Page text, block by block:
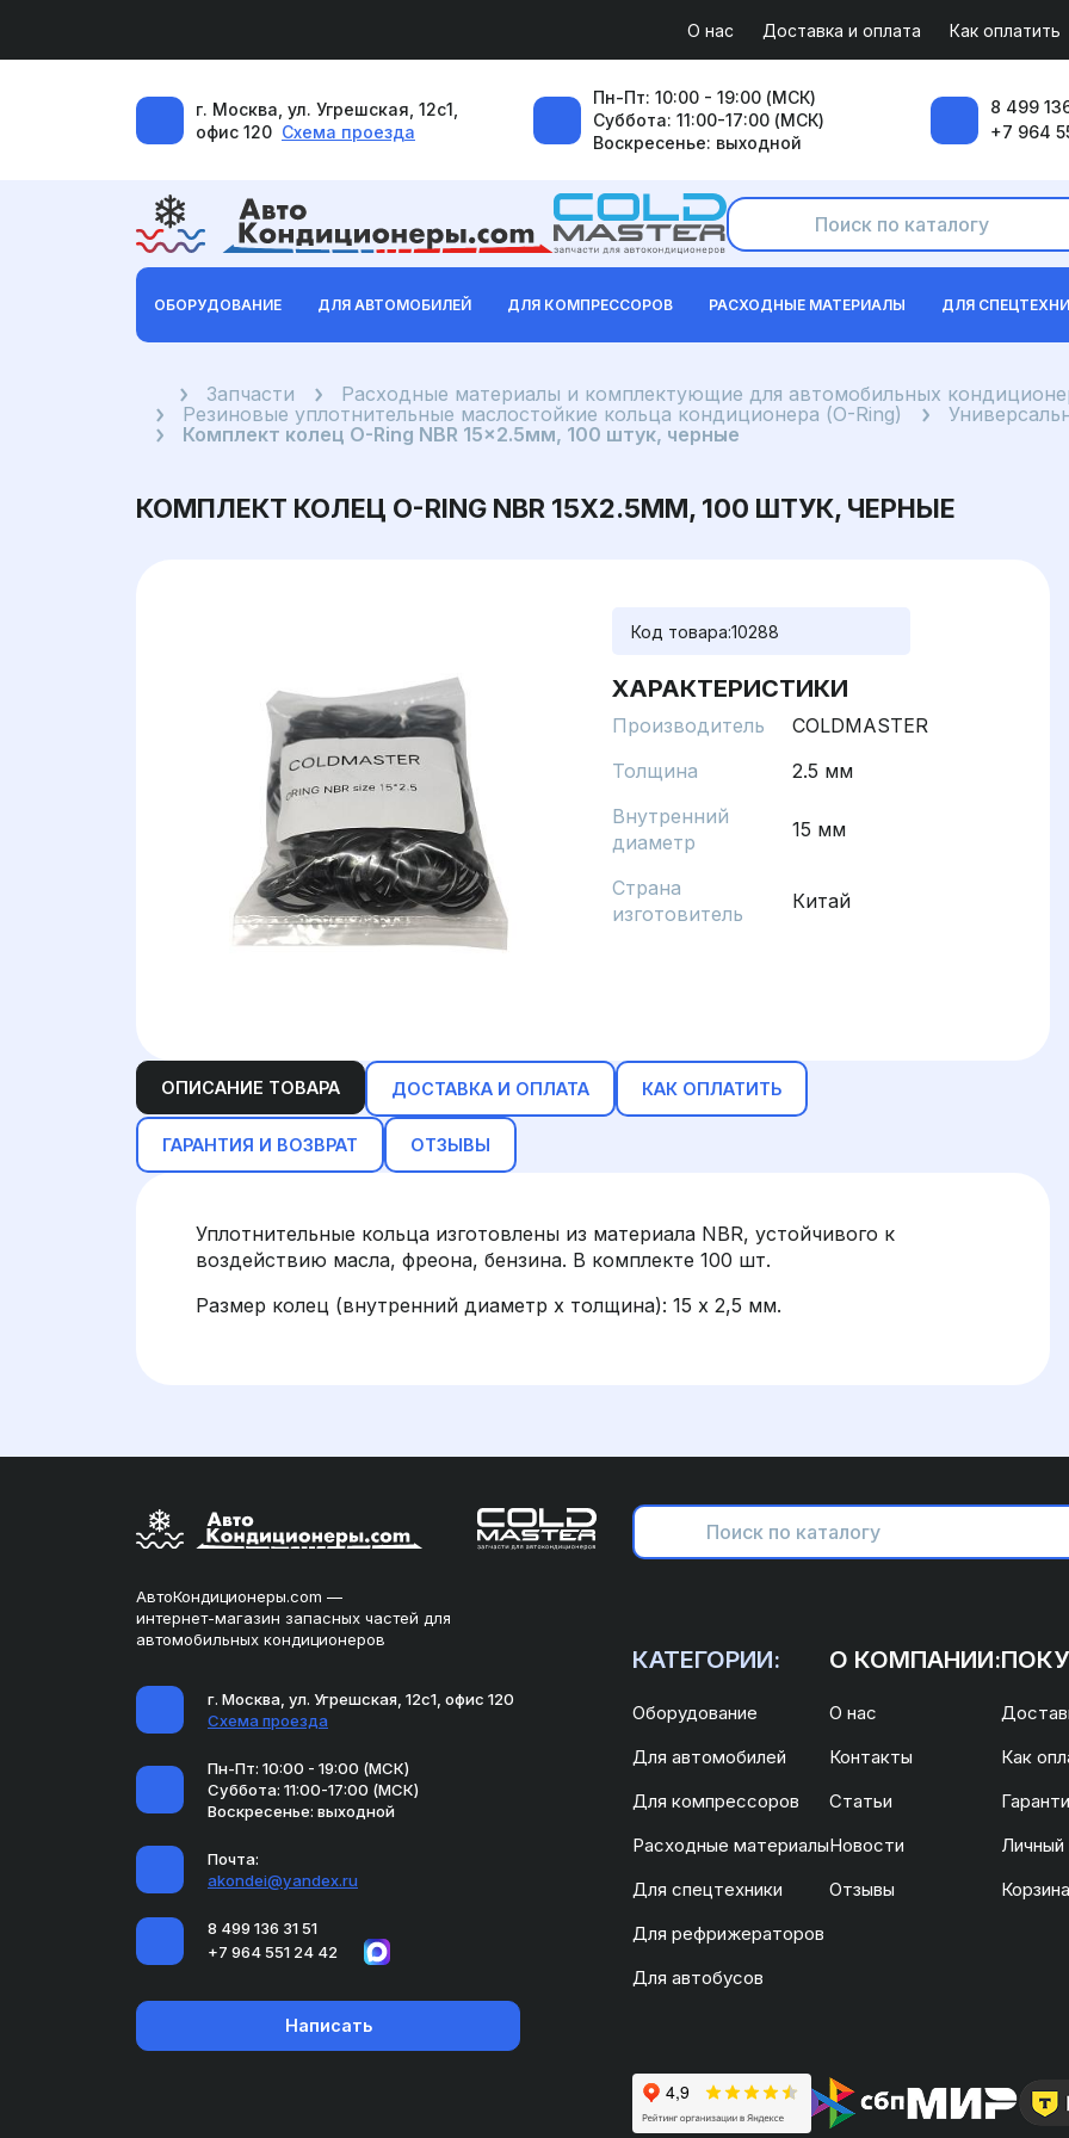
О нас Доставка и оплата Как оплатить
г. Москва, ул. Угрешская, 12с1,
офис 120 Схема проезда
Пн-Пт: 10:00 - 19:00 (МСК)
Суббота: 11:00-17:00 (МСК)
Воскресенье: выходной
8 499
+7 964
ОБОРУДОВАНИЕ ДЛЯ АВТОМОБИЛЕЙ ДЛЯ КОМПРЕССОРОВ РАСХОДНЫЕ МАТЕРИАЛЫ ДЛЯ
ГлавнаяЗапчасти
Расходные материалы и комплектующие для автомобильных
Резиновые уплотнительные маслостойкие кольца кондиционера (O-Ring)
Комплект колец O-Ring NBR 15x2.5мм, 100 штук, черные
КОМПЛЕКТ КОЛЕЦ O-RING NBR 15X2.5ММ, 100 ШТУК, ЧЕРНЫЕ
Код товара:10288
ХАРАКТЕРИСТИКИ
Производитель
COLDMASTER
Толщина
2.5 мм
Внутренний
диаметр
15 мм
Страна
изготовитель
Китай
ОПИСАНИЕ ТОВАРА ДОСТАВКА И ОПЛАТА КАК ОПЛАТИТЬ
ГАРАНТИЯ И ВОЗВРАТ ОТЗЫВЫ
Уплотнительные кольца изготовлены из материала NBR, устойчивого к
воздействию масла, фреона, бензина. В комплекте 100 шт.
Размер колец (внутренний диаметр x толщина): 15 x 2,5 мм.
АвтоКондиционеры.com —
интернет-магазин запасных частей для
автомобильных кондиционеров
г. Москва, ул. Угрешская, 12с1, офис 120
Схема проезда
Пн-Пт: 10:00 - 19:00 (МСК)
Суббота: 11:00-17:00 (МСК)
Воскресенье: выходной
Почта:
akondei@yandex.ru
8 499 136 31 51
+7 964 551 24 42
Написать
КАТЕГОРИИ:
Оборудование
Для автомобилей
Для компрессоров
Расходные материалы
Для спецтехники
Для рефрижераторов
Для автобусов
О КОМПАНИИ:
О нас
Контакты
Статьи
Новости
Отзывы
Как
Личный
Корзина